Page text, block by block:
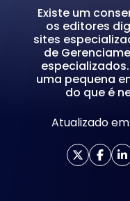
Existe um
os editores
sites
de
uma pequena
do que é
Atualizado